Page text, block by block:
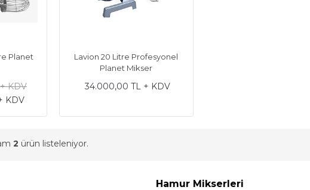
Planet
KDV
KDV
Lavion 20 Litre Profesyonel
Planet Mikser
34.000,00 TL + KDV
2 ürün listeleniyor.
Hamur Mikserleri